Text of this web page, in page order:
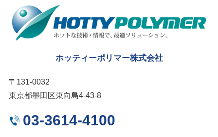
ホッティーポリマー株式会社
〒131-0032
東京都墨田区東向島4-43-8
03-3614-4100